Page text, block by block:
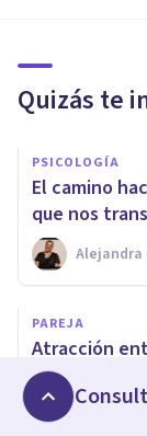
Quizás te
PSICOLOGÍA
El camino
que nos
Alejandra
PAREJA
Atracción
evitativo: un